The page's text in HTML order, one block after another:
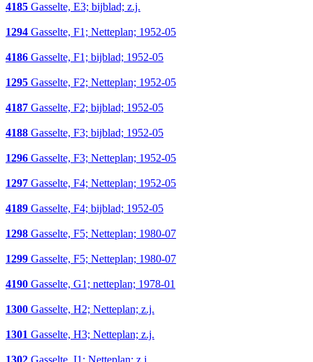
4185 Gasselte, E3; bijblad; z.j.
1294 Gasselte, F1; Netteplan; 1952-05
4186 Gasselte, F1; bijblad; 1952-05
1295 Gasselte, F2; Netteplan; 1952-05
4187 Gasselte, F2; bijblad; 1952-05
4188 Gasselte, F3; bijblad; 1952-05
1296 Gasselte, F3; Netteplan; 1952-05
1297 Gasselte, F4; Netteplan; 1952-05
4189 Gasselte, F4; bijblad; 1952-05
1298 Gasselte, F5; Netteplan; 1980-07
1299 Gasselte, F5; Netteplan; 1980-07
4190 Gasselte, G1; netteplan; 1978-01
1300 Gasselte, H2; Netteplan; z.j.
1301 Gasselte, H3; Netteplan; z.j.